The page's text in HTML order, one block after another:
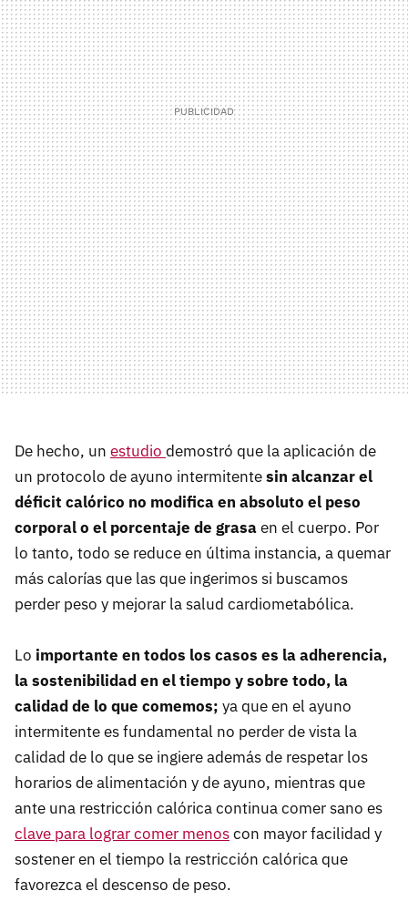
De hecho, un estudio demostró que la aplicación de
un protocolo de ayuno intermitentesin alcanzar el
déficit calórico no modifica en absoluto el peso
corporal o el porcentaje de grasaen el cuerpo. Por
lo tanto, todo se reduce en última instancia, a quemar
más calorías que las que ingerimos si buscamos
perder peso y mejorar la salud cardiometabólica.
Lo importante en todos los casos es la adherencia,
la sostenibilidad en el tiempo y sobre todo, la
calidad de lo que comemos; ya que en el ayuno
intermitente es fundamental no perder de vista la
calidad de lo que se ingiere además de respetar los
horarios de alimentación y de ayuno, mientras que
ante una restricción calórica continua comer sano es
clave para lograr comer menoscon mayor facilidad y
sostener en el tiempo la restricción calórica que
favorezca el descenso de peso.